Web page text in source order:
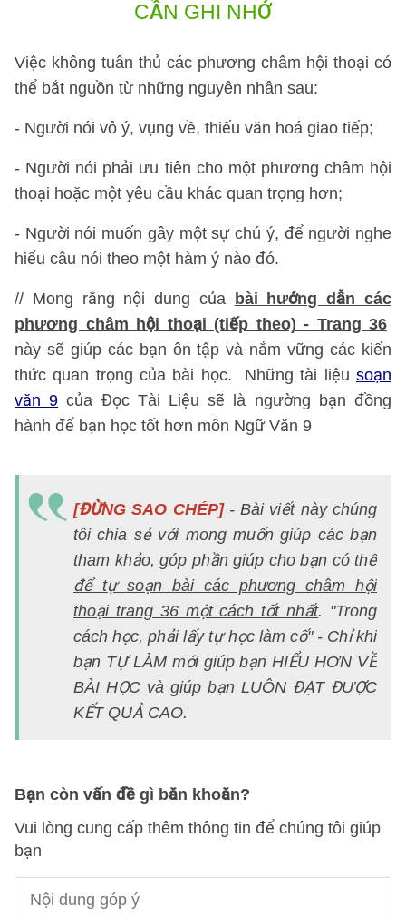
CẦN GHI NHỚ
Việc không tuân thủ các phương châm hội thoại có
thể bắt nguồn từ những nguyên nhân sau:
- Người nói vô ý, vụng về, thiếu văn hoá giao tiếp;
- Người nói phải ưu tiên cho một phương châm hội
thoại hoặc một yêu cầu khác quan trọng hơn;
- Người nói muốn gây một sự chú ý, để người nghe
hiểu câu nói theo một hàm ý nào đó.
// Mong rằng nội dung của
bài hướng dẫn các
phương châm hội thoại (tiếp theo) - Trang 36
này sẽ giúp các bạn ôn tập và nắm vững các kiến
thức quan trọng của bài học. Những tài liệu soạn
văn 9 của Đọc Tài Liệu sẽ là ngường bạn đồng
hành để bạn học tốt hơn môn Ngữ Văn 9
[ĐỪNG SAO CHÉP]- Bài viết này chúng
tôi chia sẻ với mong muốn giúp các bạn
tham khảo, góp phần giúp cho bạn có thể
để tự soạn bài các phương châm hội
thoại trang 36 một cách tốt nhất. "Trong
cách học, phải lấy tự học làm cố" - Chỉ khi
bạn TỰ LÀM mới giúp bạn HIỂU HƠN VỀ
BÀI HỌC và giúp bạn LUÔN ĐẠT ĐƯỢC
KẾT QUẢ CAO.
Bạn còn vấn đề gì băn khoăn?
Vui lòng cung cấp thêm thông tin để chúng tôi giúp
bạn